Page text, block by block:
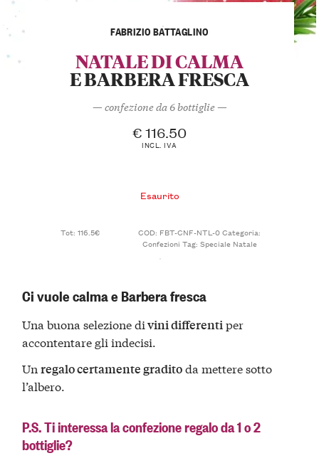
FABRIZIO BATTAGLINO
NATALE DI CALMA
E BARBERA FRESCA
— confezione da 6 bottiglie —
€ 116.50
INCL. IVA
Esaurito
Tot: 116.5€ COD: FBT-CNF-NTL-0Categoria:
Confezioni Tag: Speciale Natale
Ci vuole calma e Barbera fresca
Una buona selezione divini differentiper
accontentare gli indecisi.
Unregalo certamente graditoda mettere sotto
l’albero.
P.S. Ti interessa la confezione regalo da 1 o 2
bottiglie?